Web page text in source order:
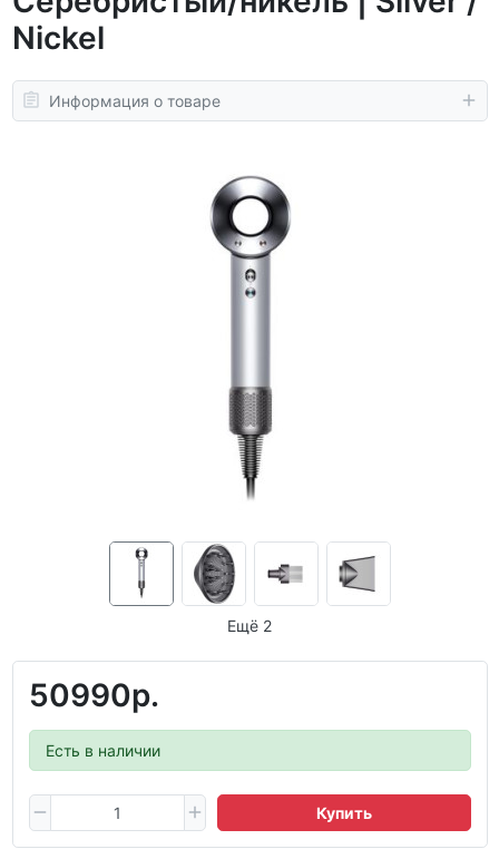
Nickel
Информация о товаре
Ещё 2
50990р.
Есть в наличии
Купить